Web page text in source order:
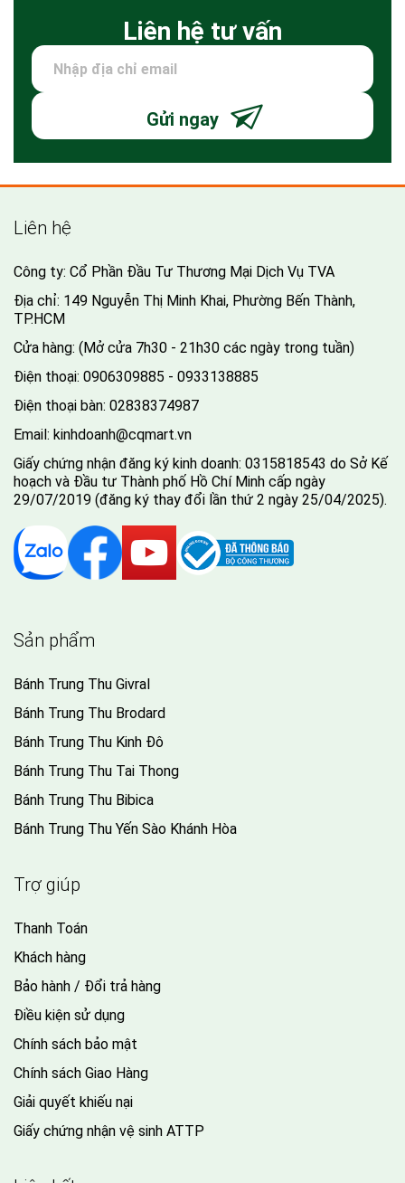
Liên hệ tư vấn
Gửi ngay
Liên hệ
Công ty: Cổ Phần Đầu Tư Thương Mại Dịch Vụ TVA
Địa chỉ: 149 Nguyễn Thị Minh Khai, Phường Bến Thành,
TP.HCM
Cửa hàng: (Mở cửa 7h30 - 21h30 các ngày trong tuần)
Điện thoại: 0906309885 - 0933138885
Điện thoại bàn: 02838374987
Email: kinhdoanh@cqmart.vn
Giấy chứng nhận đăng ký kinh doanh: 0315818543 do Sở Kế
hoạch và Đầu tư Thành phố Hồ Chí Minh cấp ngày
29/07/2019 (đăng ký thay đổi lần thứ 2 ngày 25/04/2025).
Sản phẩm
Bánh Trung Thu Givral
Bánh Trung Thu Brodard
Bánh Trung Thu Kinh Đô
Bánh Trung Thu Tai Thong
Bánh Trung Thu Bibica
Bánh Trung Thu Yến Sào Khánh Hòa
Trợ giúp
Thanh Toán
Khách hàng
Bảo hành / Đổi trả hàng
Điều kiện sử dụng
Chính sách bảo mật
Chính sách Giao Hàng
Giải quyết khiếu nại
Giấy chứng nhận vệ sinh ATTP